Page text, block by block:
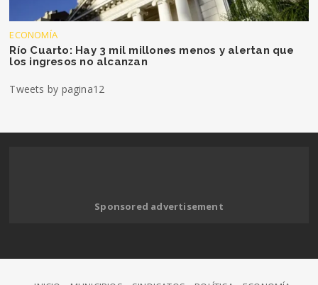
ECONOMÍA
Río Cuarto: Hay 3 mil millones menos y alertan que
los ingresos no alcanzan
Tweets by pagina12
Sponsored advertisement